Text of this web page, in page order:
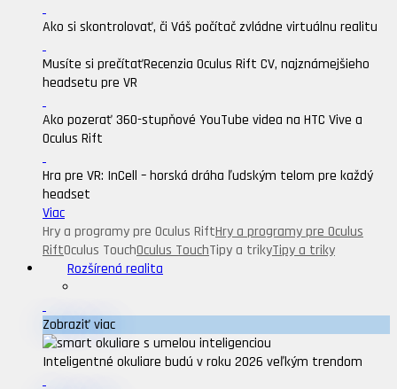
Ako si skontrolovať, či Váš počítač zvládne virtuálnu realitu
Musíte si prečítaťRecenzia Oculus Rift CV, najznámejšieho
headsetu pre VR
Ako pozerať 360-stupňové YouTube videa na HTC Vive a
Oculus Rift
Hra pre VR: InCell – horská dráha ľudským telom pre každý
headset
Viac
Hry a programy pre Oculus RiftHry a programy pre Oculus
RiftOculus TouchOculus TouchTipy a trikyTipy a triky
Rozšírená realita
Zobraziť viac
Inteligentné okuliare budú v roku 2026 veľkým trendom